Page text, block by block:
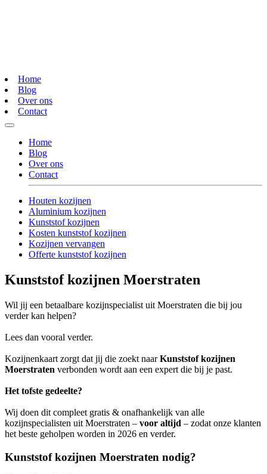
Home
Blog
Over ons
Contact
Home
Blog
Over ons
Contact
Houten kozijnen
Aluminium kozijnen
Kunststof kozijnen
Kosten kunststof kozijnen
Kozijnen vervangen
Offerte kunststof kozijnen
Kunststof kozijnen Moerstraten
Wil jij een betaalbare kozijnspecialist uit Moerstraten die bij jou
verder kan helpen?
Lees dan vooral verder.
Kozijnenkaart zorgt dat jij die zoekt naarKunststof kozijnen
Moerstraten verbonden wordt aan een expert die bij je past.
Het tofste gedeelte?
Wij doen dit compleet gratis & onafhankelijk van alle
kozijnspecialisten uit Moerstraten – voor altijd – zodat onze klanten
het beste geholpen worden in 2026 en verder.
Kunststof kozijnen Moerstraten nodig?